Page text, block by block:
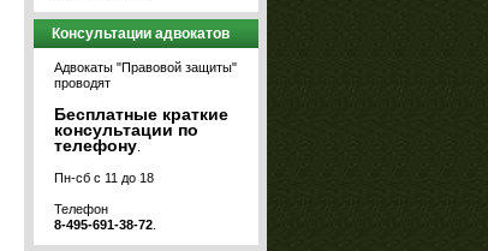
Консультации адвокатов
Адвокаты "Правовой защиты"
проводят
Бесплатные краткие
консультации по
телефону
Пн-сб с 11 до 18
Телефон
8-495-691-38-72